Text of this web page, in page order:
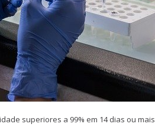
superiores a 99% em 14 dias ou